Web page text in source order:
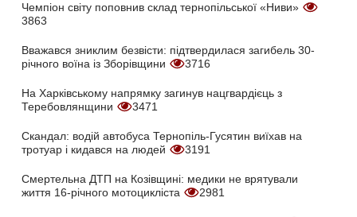
Чемпіон світу поповнив склад тернопільської «Ниви»
3863
Вважався зниклим безвісти: підтвердилася загибель 30-
річного воїна із Зборівщини
3716
На Харківському напрямку загинув нацгвардієць з
Теребовлянщини
3471
Скандал: водій автобуса Тернопіль-Гусятин виїхав на
тротуар і кидався на людей
3191
Смертельна ДТП на Козівщині: медики не врятували
життя 16-річного мотоцикліста
2981